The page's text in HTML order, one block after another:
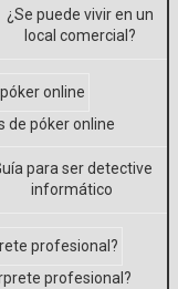
¿Se puede vivir en un
local comercial?
de póker online
para ser detective
informático
profesional?